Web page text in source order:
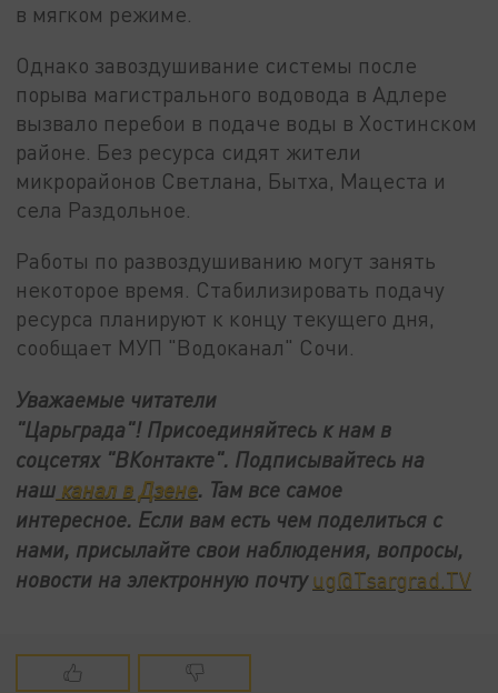
в мягком режиме.
Однако завоздушивание системы после
порыва магистрального водовода в Адлере
вызвало перебои в подаче воды в Хостинском
районе. Без ресурса сидят жители
микрорайонов Светлана, Бытха, Мацеста и
села Раздольное.
Работы по развоздушиванию могут занять
некоторое время. Стабилизировать подачу
ресурса планируют к концу текущего дня,
сообщает МУП "Водоканал" Сочи.
Уважаемые читатели
"Царьграда"! Присоединяйтесь к нам в
соцсетях "ВКонтакте". Подписывайтесь на
наш канал в Дзене. Там все самое
интересное. Если вам есть чем поделиться с
нами, присылайте свои наблюдения, вопросы,
новости на электронную почтуug@Tsargrad.TV